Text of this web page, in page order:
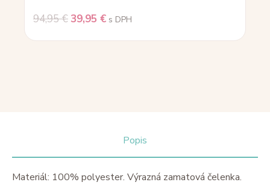
94,95€ 39,95 € s DPH
Popis
Materiál: 100% polyester. Výrazná zamatová čelenka.